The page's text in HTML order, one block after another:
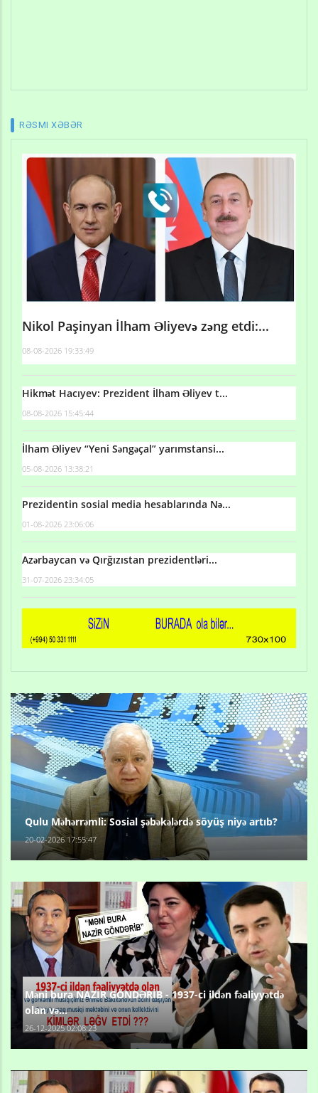
RƏSMI XƏBƏR
Nikol Paşinyan İlham Əliyevə zəng etdi:...
08-08-2026 19:33:49
Hikmət Hacıyev: Prezident İlham Əliyev t...
08-08-2026 15:45:44
İlham Əliyev “Yeni Səngəçal” yarımstansi...
05-08-2026 13:38:21
Prezidentin sosial media hesablarında Nə...
01-08-2026 23:06:06
Azərbaycan və Qırğızıstan prezidentləri...
31-07-2026 23:34:05
Qulu Məhərrəmli: Sosial şəbəkələrdə söyüş niyə artıb?
20-02-2026 17:55:47
Məni bura NAZİR GÖNDƏRİB - 1937-ci ildən fəaliyyətdə
olan və...
26-12-2025 02:08:23